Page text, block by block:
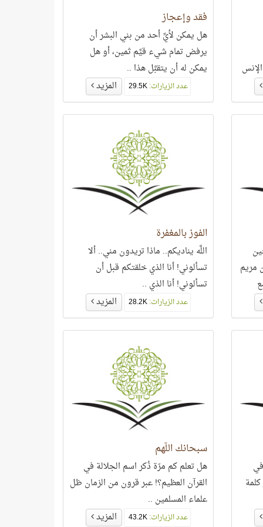
فقد وإعجاز
هل يمكن لأيِّ أحد من بني البشر أن
يرفض تمام شيء قيِّم ثمين، أو هل
يمكن له أن يتقبَّل هذا ..
عدد الزيارات:29.5K المزيد
مريم
الفوز بالمغفرة
اللَّه يناديكم.. ماذا تريدون مني.. ألا
تسألوني! أنا الذي خلقتكم قبل أن
تسألوني! أنا الذي ..
عدد الزيارات:28.2K المزيد
سبحانك اللَّهم
هل تعلم كم مرّة ذُكر اسم الجلالة في
القرآن العظيم؟! عبر قرون من الزمان ظل
علماء المسلمين ..
عدد الزيارات:43.2K المزيد